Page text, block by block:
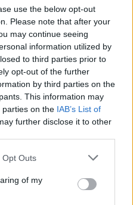
use the below opt-out
Please note that after your
may continue seeing
information utilized by
to third parties prior to
opt-out of the further
by third parties on the
This information may
parties on the IAB’s List of
further disclose it to other
Opt Outs
of my
Βίντεο σοκ με
να οδηγείται με τη βία
‑ Τι είναι το
άνδρα για στρατιωτική
τη συζήτηση για το λεγόμενο
Βίντεο σοκ με